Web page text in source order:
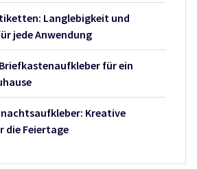
Langlebigkeit und
jede Anwendung
für ein
Kreative
die Feiertage